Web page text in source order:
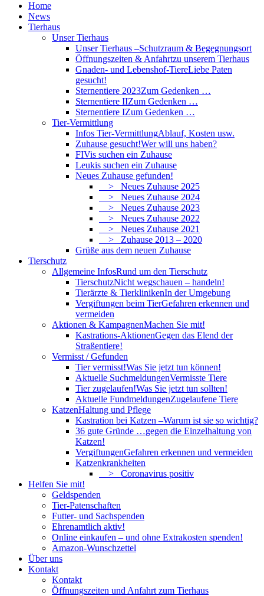
Home
News
Tierhaus
Unser Tierhaus
Unser Tierhaus –Schutzraum & Begegnungsort
Öffnungszeiten & Anfahrtzu unserem Tierhaus
Gnaden- und Lebenshof-TiereLiebe Paten
gesucht!
Sternentiere 2023Zum Gedenken …
Sternentiere IIZum Gedenken …
Sternentiere IZum Gedenken …
Tier-Vermittlung
Infos Tier-VermittlungAblauf, Kosten usw.
Zuhause gesucht!Wer will uns haben?
FIVis suchen ein Zuhause
Leukis suchen ein Zuhause
Neues Zuhause gefunden!
> Neues Zuhause 2025
> Neues Zuhause 2024
> Neues Zuhause 2023
> Neues Zuhause 2022
> Neues Zuhause 2021
> Zuhause 2013 – 2020
Grüße aus dem neuen Zuhause
Tierschutz
Allgemeine InfosRund um den Tierschutz
TierschutzNicht wegschauen – handeln!
Tierärzte & TierklinikenIn der Umgebung
Vergiftungen beim TierGefahren erkennen und
vermeiden
Aktionen & KampagnenMachen Sie mit!
Kastrations-AktionenGegen das Elend der
Straßentiere!
Vermisst / Gefunden
Tier vermisst!Was Sie jetzt tun können!
Aktuelle SuchmeldungenVermisste Tiere
Tier zugelaufen!Was Sie jetzt tun sollten!
Aktuelle FundmeldungenZugelaufene Tiere
KatzenHaltung und Pflege
Kastration bei Katzen –Warum ist sie so wichtig?
36 gute Gründe …gegen die Einzelhaltung von
Katzen!
VergiftungenGefahren erkennen und vermeiden
Katzenkrankheiten
> Coronavirus positiv
Helfen Sie mit!
Geldspenden
Tier-Patenschaften
Futter- und Sachspenden
Ehrenamtlich aktiv!
Online einkaufen – und ohne Extrakosten spenden!
Amazon-Wunschzettel
Über uns
Kontakt
Kontakt
Öffnungszeiten und Anfahrt zum Tierhaus